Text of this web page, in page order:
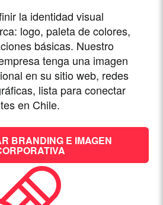
la identidad visual
logo, paleta de colores,
básicas. Nuestro
tenga una imagen
en su sitio web, redes
lista para conectar
en Chile.
BRANDING E IMAGEN